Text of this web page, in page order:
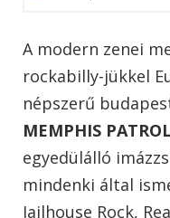
A modern zenei
rockabilly-jükkel
népszerű
MEMPHIS PATROL
egyedülálló
mindenki által
Jailhouse Rock,